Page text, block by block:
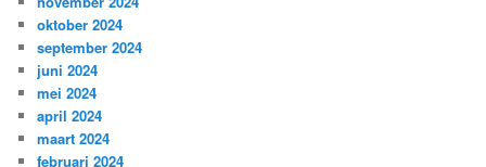
oktober 2024
september 2024
juni 2024
mei 2024
april 2024
maart 2024
februari 2024